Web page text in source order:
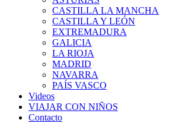
CASTILLA LA MANCHA
CASTILLA Y LEÓN
EXTREMADURA
GALICIA
LA RIOJA
MADRID
NAVARRA
PAÍS VASCO
Videos
VIAJAR CON NIÑOS
Contacto